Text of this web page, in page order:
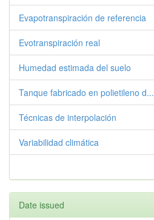
Evapotranspiración de referencia
Evotranspiración real
Humedad estimada del suelo
Tanque fabricado en polietileno d...
Técnicas de interpolación
Variabilidad climática
Date issued